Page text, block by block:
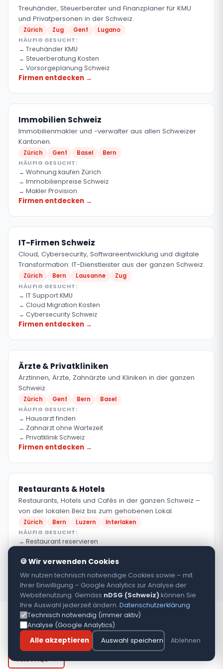
Treuhänder, Steuerberater und Finanzplaner für KMU
und Privatpersonen in der Schweiz.
Zürich Zug Genf
Lugano
HÄUFIG GESUCHT:
Treuhänder KMU
Steuerberatung Kosten
Vorsorgeplanung Schweiz
Firmen entdecken →
Immobilien Schweiz
Immobilienmakler und -verwalter aus allen Schweizer
Kantonen.
Zürich Genf Basel
Bern
HÄUFIG GESUCHT:
Wohnung kaufen Zürich
Immobilienpreise Schweiz
Makler Provision
Firmen entdecken →
IT-Firmen Schweiz
Cloud, Cybersecurity, Softwareentwicklung und digitale
Transformation: IT-Dienstleister aus der ganzen Schweiz.
Zürich Bern Lausanne
Zug
HÄUFIG GESUCHT:
IT Support KMU
Cloud Migration Kosten
Cybersecurity Schweiz
Firmen entdecken →
Ärzte & Privatkliniken
Ärztinnen, Ärzte, Zahnärzte und Kliniken in der ganzen
Schweiz.
Zürich Genf Bern
Basel
HÄUFIG GESUCHT:
Hausarzt finden
Zahnarzt ohne Wartezeit
Privatklinik Schweiz
Firmen entdecken →
Restaurants & Hotels
Restaurants, Hotels und Cafés in der ganzen Schweiz –
von der lokalen Beiz bis zum gehobenen Lokal.
Zürich Bern Luzern
Interlaken
HÄUFIG GESUCHT:
Restaurant reservieren
Fondue Restaurant Schweiz
HÄUFIGE FRAGEN
FAQ – Best InS wiss.ch
Alle FAQs →
🍪 Wir verwenden Cookies
Wir nutzen technisch notwendige Cookies sowie – mit
Ihrer Einwilligung – Google Analytics zur Analyse der
Websitenutzung. Gemäss nDSG (Schweiz) können Sie
Ihre Auswahl jederzeit ändern. Datenschutzerklärung
Technisch notwendig (immer aktiv)
Analyse (Google Analytics)
Alle akzeptieren Auswahl speichern Ablehnen